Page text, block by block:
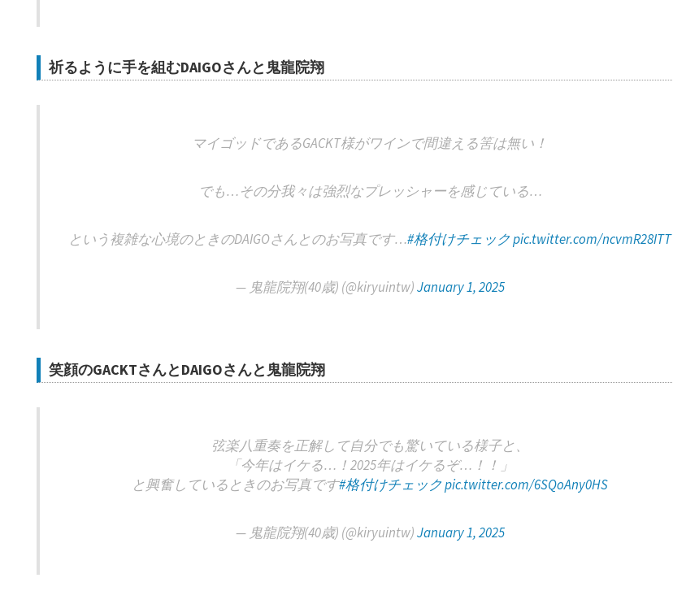
祈るように手を組むDAIGOさんと鬼龍院翔
マイゴッドであるGACKT様がワインで間違える筈は無い！
でも…その分我々は強烈なプレッシャーを感じている…
という複雑な心境のときのDAIGOさんとのお写真です…#格付けチェックpic.twitter.com/ncvmR28ITT
— 鬼龍院翔(40歳) (@kiryuintw)January 1, 2025
笑顔のGACKTさんとDAIGOさんと鬼龍院翔
弦楽八重奏を正解して自分でも驚いている様子と、
「今年はイケる…！2025年はイケるぞ…！！」
と興奮しているときのお写真です#格付けチェックpic.twitter.com/6SQoAny0HS
— 鬼龍院翔(40歳) (@kiryuintw)January 1, 2025